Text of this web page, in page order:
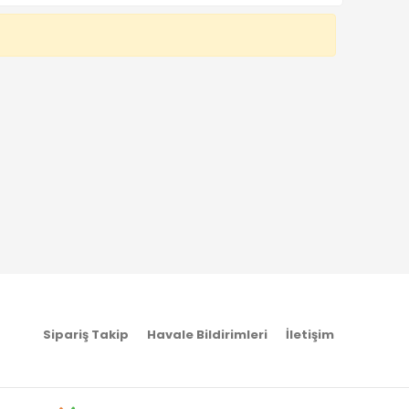
Sipariş Takip Havale Bildirimleri İletişim